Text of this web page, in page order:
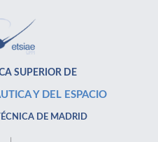
SUPERIOR DE
Y DEL ESPACIO
DE MADRID